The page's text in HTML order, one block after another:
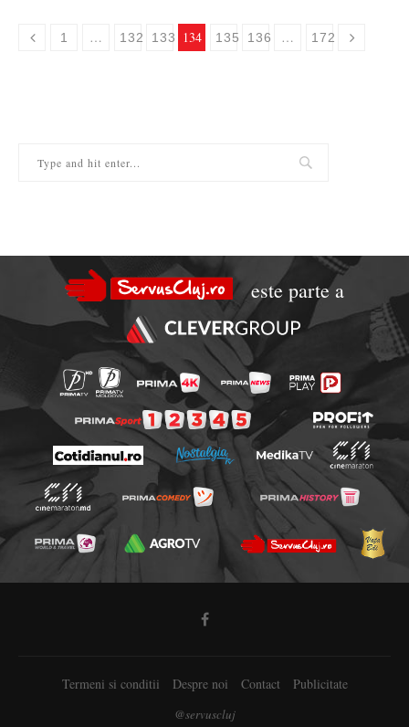
1 … 132 133 134 135 136 … 172
este parte a
Termeni si conditii Despre noi Contact Publicitate
@servuscluj